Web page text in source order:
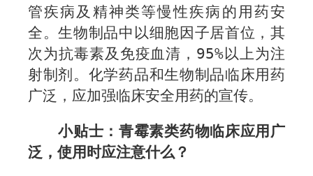
管疾病及精神类等慢性疾病的用药安
全。生物制品中以细胞因子居首位，其
次为抗毒素及免疫血清， 95%以上为注
射制剂。化学药品和生物制品临床用药
广泛，应加强临床安全用药的宣传。
小贴士： 青霉素类药物临床应用广
泛，使用时应注意什么？